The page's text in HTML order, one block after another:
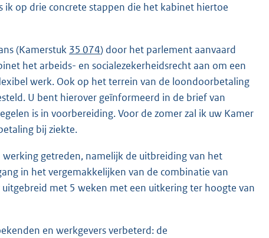
ik op drie concrete stappen die het kabinet hiertoe
(Kamerstuk 35 074) door het parlement aanvaard
het arbeids- en socialezekerheidsrecht aan om een
werk. Ook op het terrein van de loondoorbetaling
U bent hierover geïnformeerd in de brief van
is in voorbereiding. Voor de zomer zal ik uw Kamer
bij ziekte.
werking getreden, namelijk de uitbreiding van het
in het vergemakkelijken van de combinatie van
met 5 weken met een uitkering ter hoogte van
en werkgevers verbeterd: de